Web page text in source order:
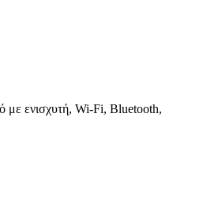
με ενισχυτή, Wi-Fi, Bluetooth,